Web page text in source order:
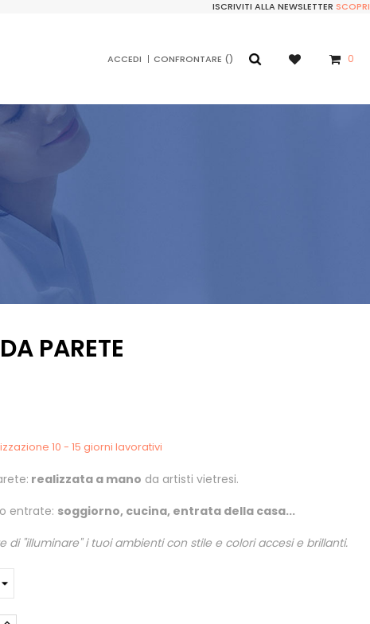
ISCRIVITI ALLA NEWSLETTER SCOPRI
ACCEDI CONFRONTARE 0
PARETE
10 - 15 giorni lavorativi
realizzata a mano da artisti vietresi.
entrate: soggiorno, cucina, entrata della casa...
di "illuminare" i tuoi ambienti con stile e colori accesi e brillanti.